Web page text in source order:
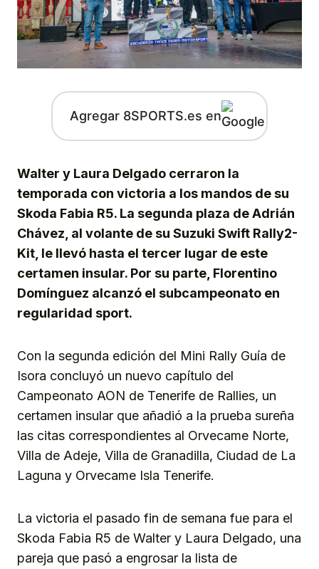
Agregar 8SPORTS.es en
Walter y Laura Delgado cerraron la
temporada con victoria a los mandos de su
Skoda Fabia R5. La segunda plaza de Adrián
Chávez, al volante de su Suzuki Swift Rally2-
Kit, le llevó hasta el tercer lugar de este
certamen insular. Por su parte, Florentino
Domínguez alcanzó el subcampeonato en
regularidad sport.
Con la segunda edición del Mini Rally Guía de
Isora concluyó un nuevo capítulo del
Campeonato AON de Tenerife de Rallies, un
certamen insular que añadió a la prueba sureña
las citas correspondientes al Orvecame Norte,
Villa de Adeje, Villa de Granadilla, Ciudad de La
Laguna y Orvecame Isla Tenerife.
La victoria el pasado fin de semana fue para el
Skoda Fabia R5 de Walter y Laura Delgado, una
pareja que pasó a engrosar la lista de